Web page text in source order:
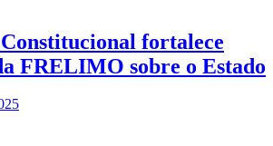
fortalece
FRELIMO sobre o Estado